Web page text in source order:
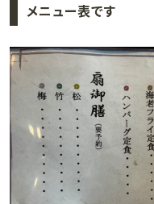
メニュー表です